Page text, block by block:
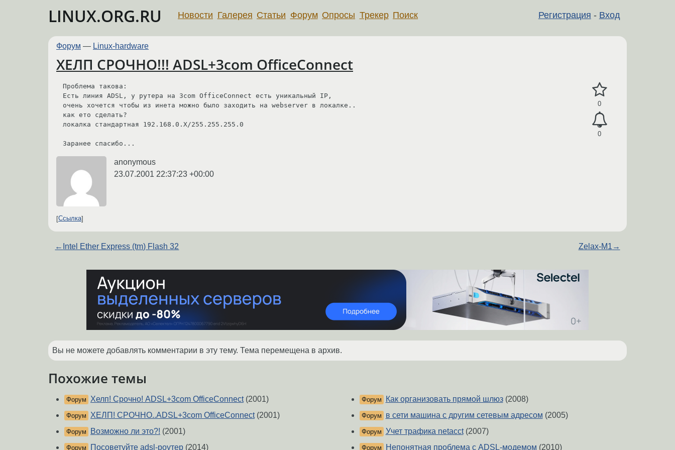
LINUX.ORG.RU Регистрация - Вход
Новости Галерея Статьи Форум Опросы Трекер Поиск
Форум — Linux-hardware
ХЕЛП СРОЧНО!!! ADSL+3com OfficeConnect
0
0
Проблема такова:
Есть линия ADSL, у рутера на 3com OfficeConnect есть уникальный IP,
очень хочется чтобы из инета можно было заходить на webserver в локалке..
как ето сделать?
локалка стандартная 192.168.0.Х/255.255.255.0
Заранее спасибо...
anonymous
23.07.2001 22:37:23 +00:00
Ссылка
← Intel Ether Express (tm) Flash 32 Zelax-M1 →
Вы не можете добавлять комментарии в эту тему. Тема перемещена в архив.
Похожие темы
Форум Хелп! Срочно! ADSL+3com OfficeConnect(2001)
Форум ХЕЛП! СРОЧНО..ADSL+3com OfficeConnect(2001)
Форум Возможно ли это?! (2001)
Форум Посоветуйте adsl-роутер (2014)
Форум Как организовать прямой шлюз(2008)
Форум в сети машина с другим сетевым адресом (2005)
Форум Учет трафика netacct(2007)
Форум Непонятная проблема с ADSL-модемом (2010)